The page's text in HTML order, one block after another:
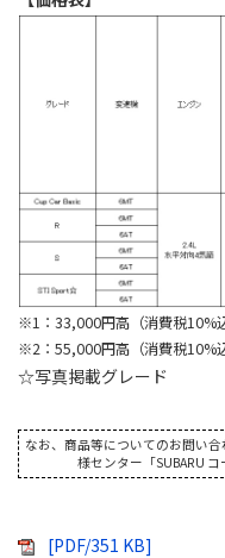
※1：33,000円高（消費税10%込
※2：55,000円高（消費税10%込
☆写真掲載グレード
なお、商品等についてのお問い
様センター「SUBARU
[PDF/351 KB]